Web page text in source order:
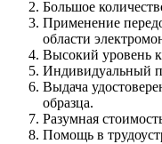
Большое
Применение
области
Высокий уровень
Индивидуальный
Выдача
образца.
Разумная
Помощь в